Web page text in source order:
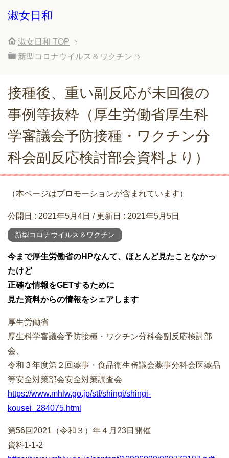
淑女日和
淑女日和 TOP
新型コロナウイルス＆ワクチン
接種後、重い副反応が未回復の
事例等抜粋（厚生労働省厚生科
学審議会予防接種・ワクチン分
科会副反応検討部会資料より）
（本ページはプロモーションが含まれています）
公開日 : 2021年5月4日 / 更新日 : 2021年5月5日
新型コロナウイルス＆ワクチン
今まで厚生労働省のHPなんて、ほとんど見たことなかっ
たけど
正確な情報をGETするために
見た資料からの情報をシェアします
厚生労働省
厚生科学審議会予防接種・ワクチン分科会副反応検討部
会、
令和３年度第２回薬事・食品衛生審議会薬事分科会医薬品
等安全対策部会安全対策調査会
https://www.mhlw.go.jp/stf/shingi/shingi-
kousei_284075.html
第56回2021（令和３）年４月23日開催
資料1-1-2